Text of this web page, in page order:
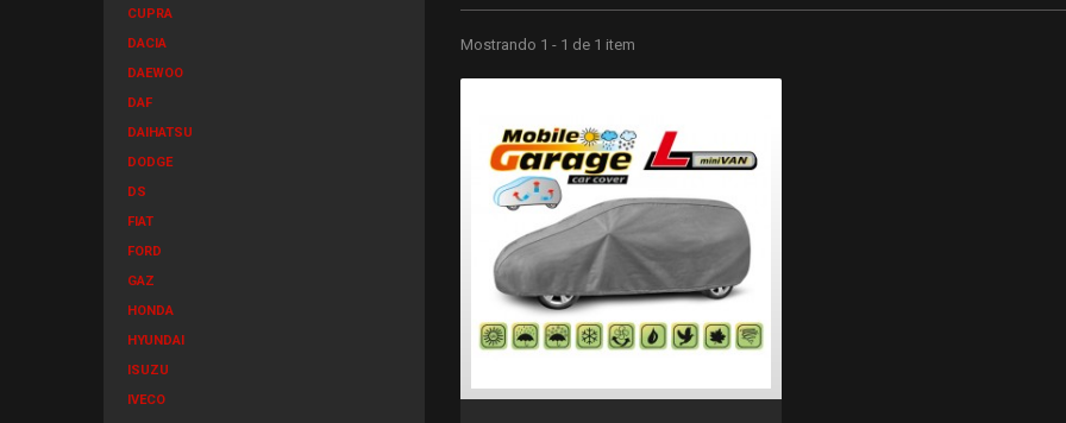
CUPRA
DACIA
DAEWOO
DAF
DAIHATSU
DODGE
DS
FIAT
FORD
GAZ
HONDA
HYUNDAI
ISUZU
IVECO
Mostrando 1 - 1 de 1 item